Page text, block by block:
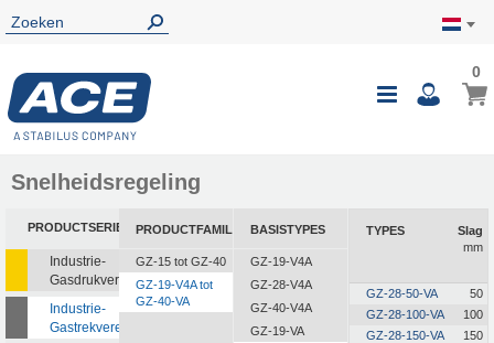
Toggle
00
Snelheidsregeling
PRODUCTSERIE
Industrie-
Gasdrukveren
Industrie-
Gastrekveren
PRODUCTFAMILIE
GZ-15 tot GZ-40
GZ-19-V4A tot
GZ-40-VA
BASISTYPES
GZ-19-V4A
GZ-28-V4A
GZ-40-V4A
GZ-19-VA
TYPES
Slag
mm
GZ-28-50-VA
50
GZ-28-100-VA
100
GZ-28-150-VA
150